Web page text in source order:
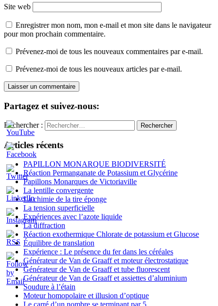
Site web
Enregistrer mon nom, mon e-mail et mon site dans le navigateur
pour mon prochain commentaire.
Prévenez-moi de tous les nouveaux commentaires par e-mail.
Prévenez-moi de tous les nouveaux articles par e-mail.
Partagez et suivez-nous:
Set
Youtube
Channel
ID
Rechercher :
Articles récents
PAPILLON MONARQUE BIODIVERSITÉ
Réaction Permanganate de Potassium et Glycérine
Papillons Monarques de Victoriaville
La lentille convergente
La chimie de la tire éponge
La tension superficielle
Expériences avec l’azote liquide
La diffraction
Réaction exothermique Chlorate de potassium et Glucose
Équilibre de translation
Expérience : Le présence du fer dans les céréales
Générateur de Van de Graaff et moteur électrostatique
Générateur de Van de Graaff et tube fluorescent
Générateur de Van de Graaff et assiettes d’aluminium
Soudure à l’étain
Moteur homopolaire et illusion d’optique
Le carré d’un nombre se terminant par 5